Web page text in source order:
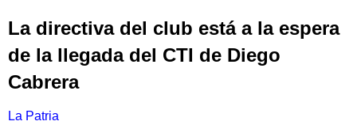
La directiva del club está a la espera
de la llegada del CTI de Diego
Cabrera
La Patria